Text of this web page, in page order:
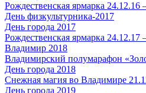
Рождественская ярмарка
День физкультурника-2017
День города 2017
Рождественская ярмарка
Владимир 2018
Владимирский полумарафон
День города 2018
Снежная магия во Владимире
День города 2019